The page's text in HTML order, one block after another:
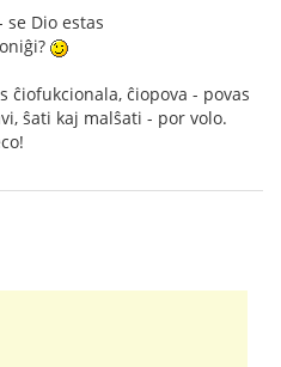
se Dio estas
ĉiofukcionala, ĉiopova - povas
ŝati kaj malŝati - por volo.